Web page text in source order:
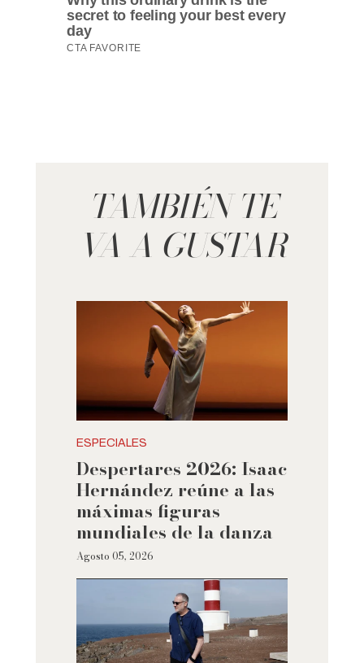
TAMBIÉN TE
VA A GUSTAR
ESPECIALES
Despertares 2026: Isaac
Hernández reúne a las
máximas figuras
mundiales de la danza
Agosto 05, 2026